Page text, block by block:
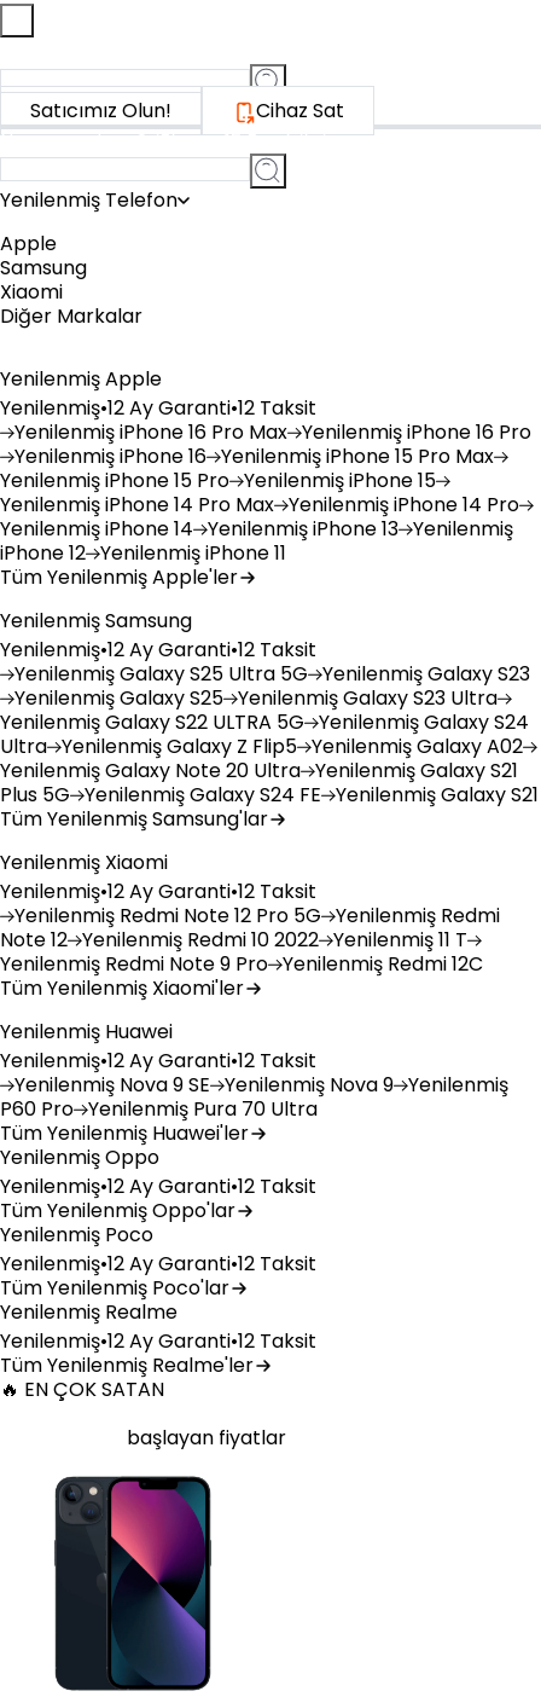
Satıcımız Olun!
Cihaz Sat
Ne aramıştınız?iPhone 15 Pro, bilgisayar, akıllı saat...
Yenilenmiş Telefon
Apple
Samsung
Xiaomi
Diğer Markalar
Yenilenmiş Apple
Yenilenmiş•12 Ay Garanti•12 Taksit
YenilenmişiPhone 16 Pro Max YenilenmişiPhone 16 Pro
YenilenmişiPhone 16 YenilenmişiPhone 15 Pro Max
YenilenmişiPhone 15 Pro YenilenmişiPhone 15
YenilenmişiPhone 14 Pro Max YenilenmişiPhone 14 Pro
YenilenmişiPhone 14 YenilenmişiPhone 13 Yenilenmiş
iPhone 12 YenilenmişiPhone 11
Tüm Yenilenmiş Apple'ler
Yenilenmiş Samsung
Yenilenmiş•12 Ay Garanti•12 Taksit
YenilenmişGalaxy S25 Ultra 5G YenilenmişGalaxy S23
YenilenmişGalaxy S25 YenilenmişGalaxy S23 Ultra
YenilenmişGalaxy S22 ULTRA 5G YenilenmişGalaxy S24
Ultra YenilenmişGalaxy Z Flip5 YenilenmişGalaxy A02
YenilenmişGalaxy Note 20 Ultra YenilenmişGalaxy S21
Plus 5G YenilenmişGalaxy S24 FE YenilenmişGalaxy S21
Tüm Yenilenmiş Samsung'lar
Yenilenmiş Xiaomi
Yenilenmiş•12 Ay Garanti•12 Taksit
Yenilenmiş Redmi Note 12 Pro 5G Yenilenmiş Redmi
Note 12 Yenilenmiş Redmi 10 2022 Yenilenmiş11 T
Yenilenmiş Redmi Note 9 Pro Yenilenmiş Redmi 12C
Tüm Yenilenmiş Xiaomi'ler
Yenilenmiş Huawei
Yenilenmiş•12 Ay Garanti•12 Taksit
Yenilenmiş Nova 9 SE Yenilenmiş Nova 9 Yenilenmiş
P60 Pro Yenilenmiş Pura 70 Ultra
Tüm Yenilenmiş Huawei'ler
Yenilenmiş Oppo
Yenilenmiş•12 Ay Garanti•12 Taksit
Tüm Yenilenmiş Oppo'lar
Yenilenmiş Poco
Yenilenmiş•12 Ay Garanti•12 Taksit
Tüm Yenilenmiş Poco'lar
Yenilenmiş Realme
Yenilenmiş•12 Ay Garanti•12 Taksit
Tüm Yenilenmiş Realme'ler
🔥 EN ÇOK SATAN
başlayan fiyatlar